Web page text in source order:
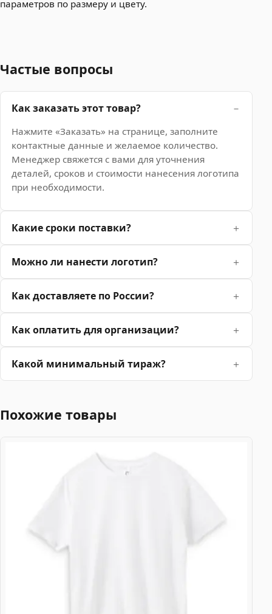
параметров по размеру и цвету.
Частые вопросы
Как заказать этот товар?
Нажмите «Заказать» на странице, заполните
контактные данные и желаемое количество.
Менеджер свяжется с вами для уточнения
деталей, сроков и стоимости нанесения логотипа
при необходимости.
Какие сроки поставки?
Можно ли нанести логотип?
Как доставляете по России?
Как оплатить для организации?
Какой минимальный тираж?
Похожие товары